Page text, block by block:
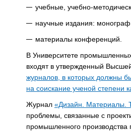
учебные, учебно-
научные издания:
материалы конференций.
В Университете
входят в утвержденный
журналов, в которых должны
на соискание ученой степени
Журнал «Дизайн. Материалы.
проблемы, связанные с
промышленного производства